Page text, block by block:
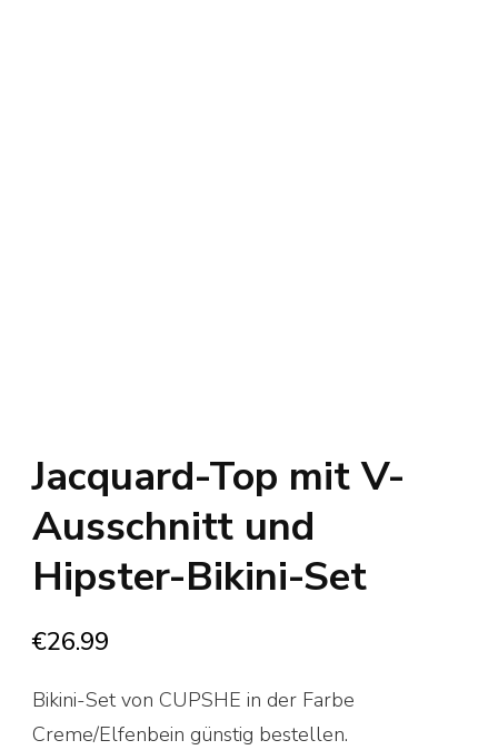
Jacquard-Top mit V-
Ausschnitt und
Hipster-Bikini-Set
€26.99
Bikini-Set von CUPSHE in der Farbe
Creme/Elfenbein günstig bestellen.